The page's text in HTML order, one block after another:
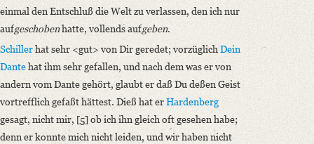
einmal den Entschluß die Welt zu verlassen, den ich nur
aufgeschobenhatte, vollends aufgeben.
Schillerhat sehr <gut> von Dir geredet; vorzüglich Dein
Dantehat ihm sehr gefallen, und nach dem was er von
andern vom Dante gehört, glaubt er daß Du deßen Geist
vortrefflich gefaßt hättest. Dieß hat erHardenberg
gesagt, nicht mir, [5] ob ich ihn gleich oft gesehen habe;
denn er konnte mich nicht leiden, und wir haben nicht